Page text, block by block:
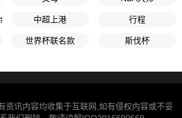
中超上港 行程
世界杯联名款 斯伐杯
资讯内容均收集于互联网,如有侵权内容或不妥